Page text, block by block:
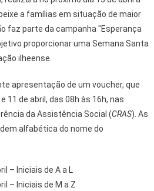
a famílias em situação de maior
faz parte da campanha "Esperança
proporcionar uma Semana Santa
ilheense.
apresentação de um voucher, que
11 de abril, das 08h às 16h, nas
da Assistência Social (CRAS). As
alfabética do nome do
– Iniciais de A a L
– Iniciais de M a Z